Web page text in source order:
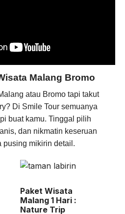
Malang Bromo
atau Bromo tapi takut
Di Smile Tour semuanya
buat kamu. Tinggal pilih
dan nikmatin keseruan
pusing mikirin detail.
Paket Wisata
Malang 1 Hari :
Nature Trip